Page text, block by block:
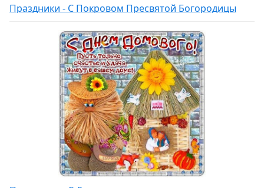
Праздники - С Покровом Пресвятой Богородицы